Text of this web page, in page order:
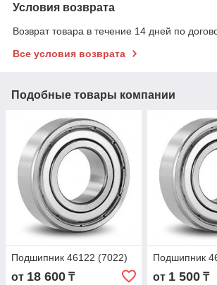
Условия возврата
Возврат товара в течение 14 дней по
Все условия возврата
Подобные товары компании
Подшипник 46122 (7022)
от 18 600 ₸
Подшипник
от 1 500₸